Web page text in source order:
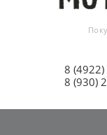
8
8 (930)